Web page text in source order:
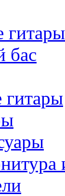
гитары
бас
гитары